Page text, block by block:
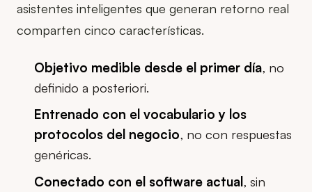
asistentes inteligentes que generan retorno real
comparten cinco características.
Objetivo medible desde el primer día, no
definido a posteriori.
Entrenado con el vocabulario y los
protocolos del negocio, no con respuestas
genéricas.
Conectado con el software actual , sin